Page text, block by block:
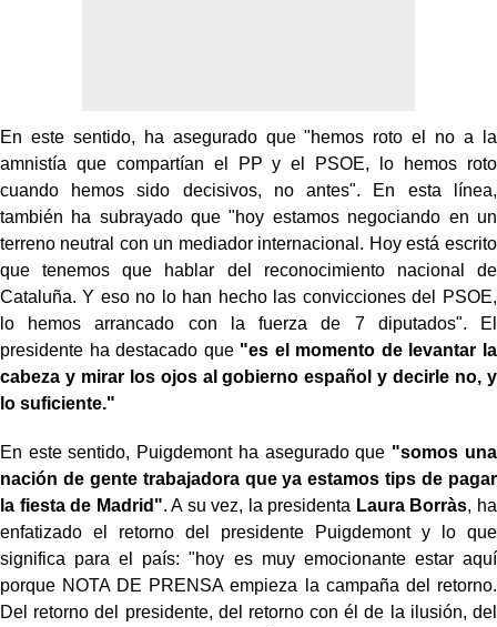
En este sentido, ha asegurado que "hemos roto el no a la
amnistía que compartían el PP y el PSOE, lo hemos roto
cuando hemos sido decisivos, no antes". En esta línea,
también ha subrayado que "hoy estamos negociando en un
terreno neutral con un mediador internacional. Hoy está escrito
que tenemos que hablar del reconocimiento nacional de
Cataluña. Y eso no lo han hecho las convicciones del PSOE,
lo hemos arrancado con la fuerza de 7 diputados". El
presidente ha destacado que "es el momento de levantar la
cabeza y mirar los ojos al gobierno español y decirle no, y
lo suficiente."
En este sentido, Puigdemont ha asegurado que "somos una
nación de gente trabajadora que ya estamos tips de pagar
la fiesta de Madrid". A su vez, la presidenta Laura Borràs, ha
enfatizado el retorno del presidente Puigdemont y lo que
significa para el país: "hoy es muy emocionante estar aquí
porque NOTA DE PRENSA empieza la campaña del retorno.
Del retorno del presidente, del retorno con él de la ilusión, del